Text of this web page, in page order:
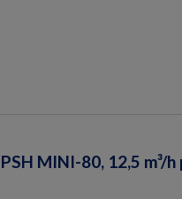
MINI-80, 12,5 m³/